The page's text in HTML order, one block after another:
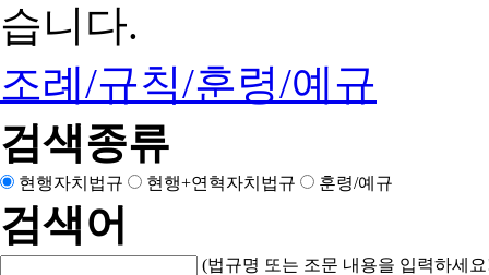
습니다.
조례/규칙/훈령/예규
검색종류
현행자치법규 현행+연혁자치법규 훈령/예규
검색어
(법규명 또는 조문 내용을 입력하세